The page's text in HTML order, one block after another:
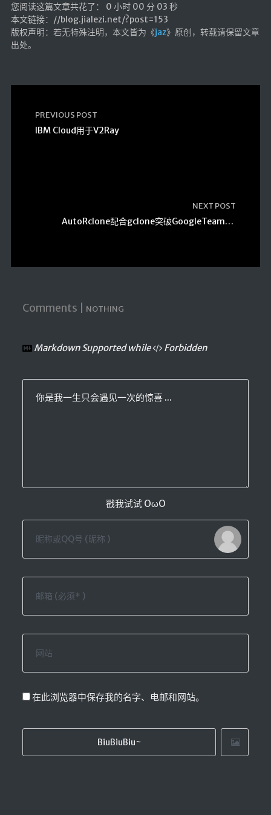
您阅读这篇文章共花了： 0 小时 00 分 03 秒
本文链接：//blog.jialezi.net/?post=153
版权声明：若无特殊注明，本文皆为《jaz》原创，转载请保留文章
出处。
PREVIOUS POST
IBM Cloud用于V2Ray
NEXT POST
AutoRclone配合gclone突破GoogleTeamDrive750G流量限制
Comments | NOTHING
Markdown Supported while Forbidden
你是我一生只会遇见一次的惊喜 ...
戳我试试 OωO
在此浏览器中保存我的名字、电邮和网站。